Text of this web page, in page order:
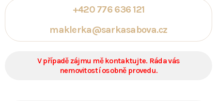
+420 776 636 121
maklerka@sarkasabova.cz
V případě zájmu mě kontaktujte. Ráda vás
nemovitostí osobně provedu.